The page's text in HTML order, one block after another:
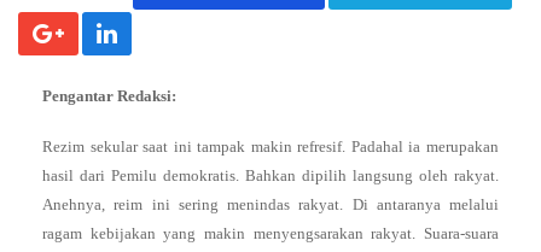
Pengantar Redaksi:
Rezim sekular saat ini tampak makin refresif. Padahal ia merupakan
hasil dari Pemilu demokratis. Bahkan dipilih langsung oleh rakyat.
Anehnya, reim ini sering menindas rakyat. Di antaranya melalui
ragam kebijakan yang makin menyengsarakan rakyat. Suara-suara